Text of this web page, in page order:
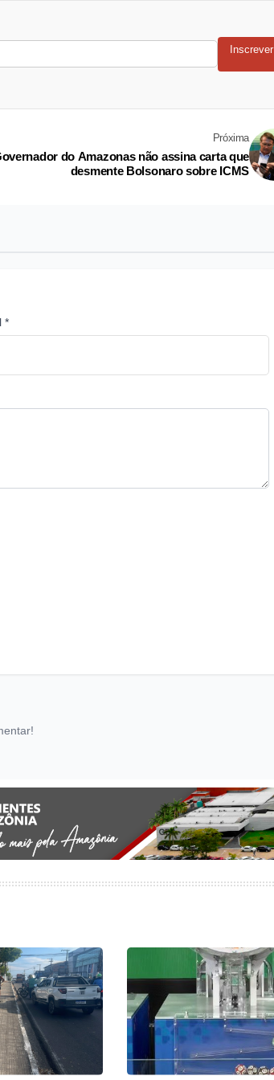
Inscrever
Próxima
do Amazonas não assina carta que
desmente Bolsonaro sobre ICMS
*